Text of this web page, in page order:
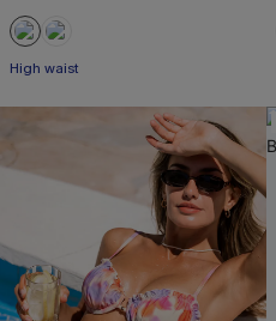
High waist